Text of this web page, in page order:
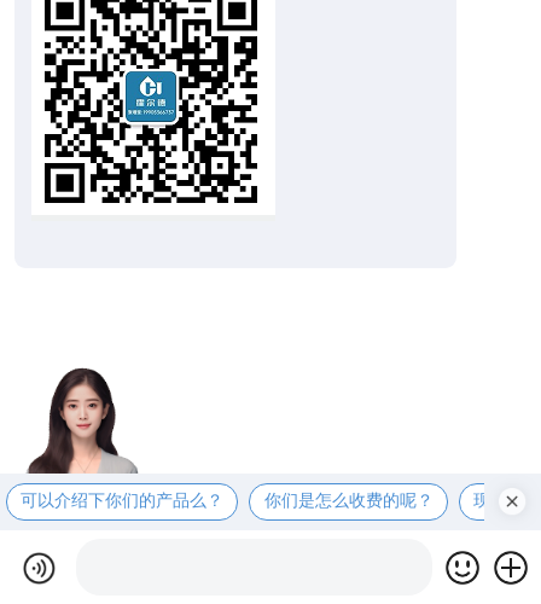
可以介绍下你们的产品么？ 你们是怎么收费的呢？ 现在有